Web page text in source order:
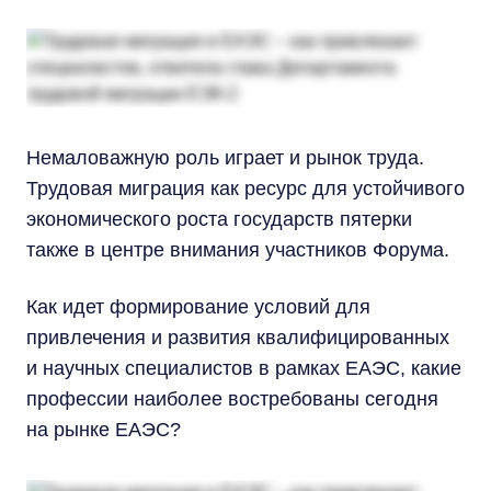
Немаловажную роль играет и рынок труда.
Трудовая миграция как ресурс для устойчивого
экономического роста государств пятерки
также в центре внимания участников Форума.
Как идет формирование условий для
привлечения и развития квалифицированных
и научных специалистов в рамках ЕАЭС, какие
профессии наиболее востребованы сегодня
на рынке ЕАЭС?